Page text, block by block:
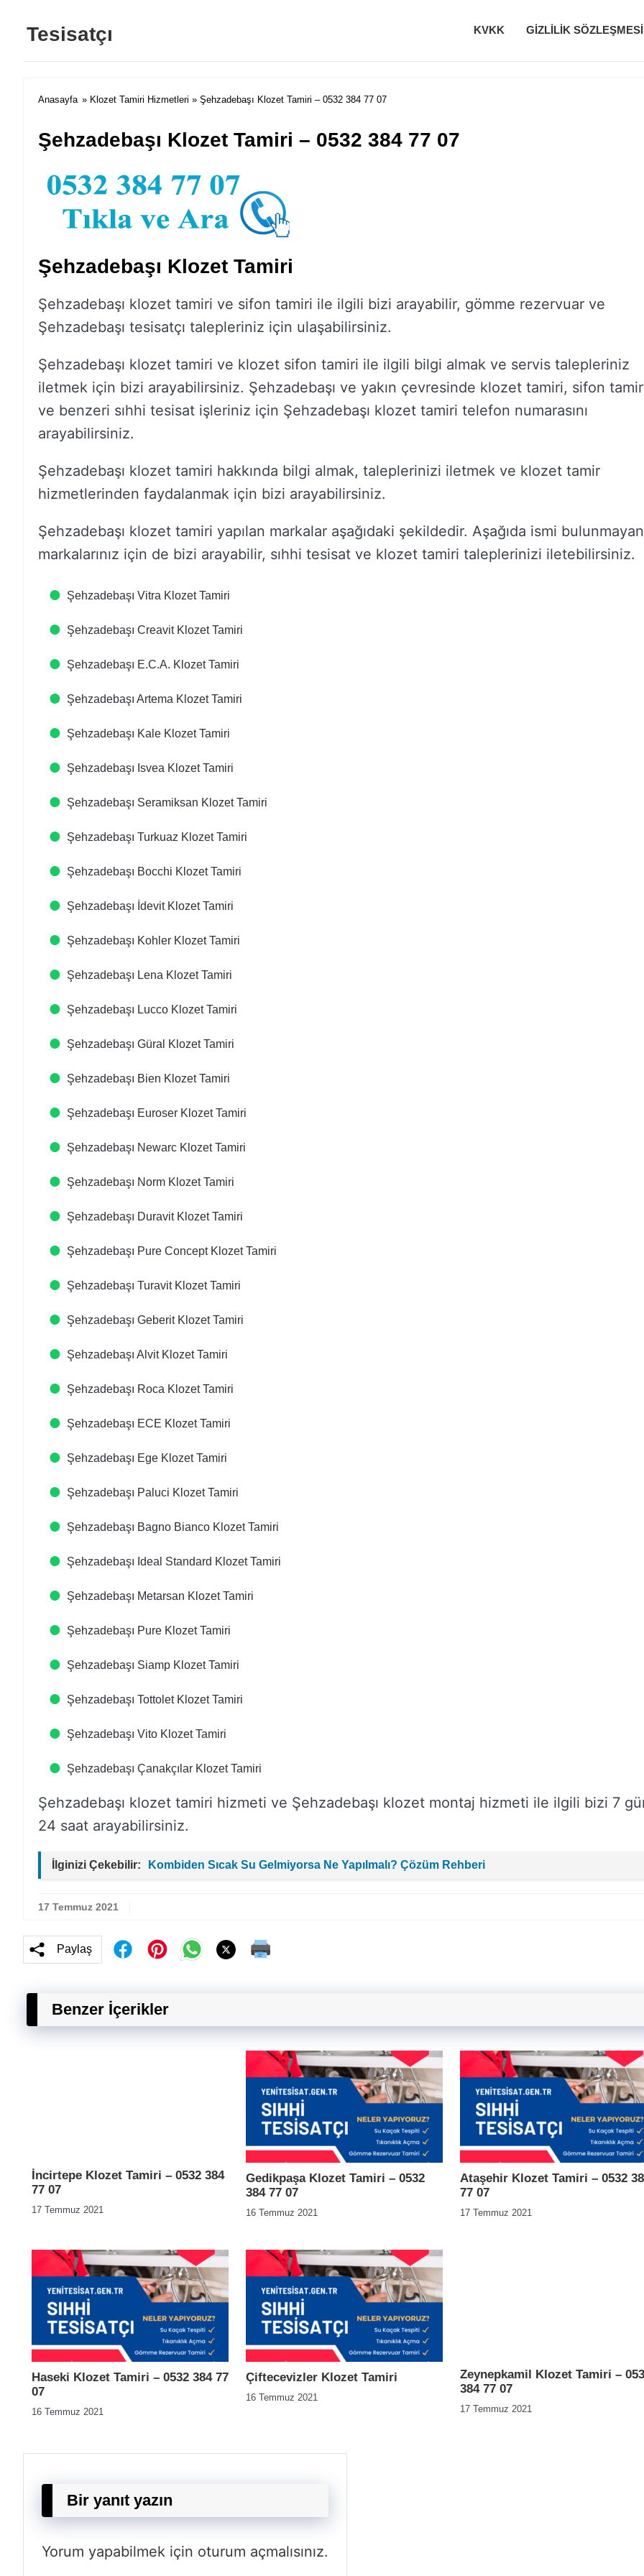
Tesisatçı KVKK GIZLILIK SÖZLEŞMESI
Anasayfa » Klozet Tamiri Hizmetleri » Şehzadebaşı Klozet Tamiri – 0532 384 77 07
Şehzadebaşı Klozet Tamiri – 0532 384 77 07
Şehzadebaşı Klozet Tamiri
Şehzadebaşı klozet tamiri ve sifon tamiri ile ilgili bizi arayabilir, gömme rezervuar ve
Şehzadebaşı tesisatçı talepleriniz için ulaşabilirsiniz.
Şehzadebaşı klozet tamiri ve klozet sifon tamiri ile ilgili bilgi almak ve servis talepleriniz
iletmek için bizi arayabilirsiniz. Şehzadebaşı ve yakın çevresinde klozet tamiri, sifon
ve benzeri sıhhi tesisat işleriniz için Şehzadebaşı klozet tamiri telefon numarasını
arayabilirsiniz.
Şehzadebaşı klozet tamiri hakkında bilgi almak, taleplerinizi iletmek ve klozet tamir
hizmetlerinden faydalanmak için bizi arayabilirsiniz.
Şehzadebaşı klozet tamiri yapılan markalar aşağıdaki şekildedir. Aşağıda ismi bulunmayan
markalarınız için de bizi arayabilir, sıhhi tesisat ve klozet tamiri taleplerinizi iletebilirsiniz.
Şehzadebaşı Vitra Klozet Tamiri
Şehzadebaşı Creavit Klozet Tamiri
Şehzadebaşı E.C.A. Klozet Tamiri
Şehzadebaşı Artema Klozet Tamiri
Şehzadebaşı Kale Klozet Tamiri
Şehzadebaşı Isvea Klozet Tamiri
Şehzadebaşı Seramiksan Klozet Tamiri
Şehzadebaşı Turkuaz Klozet Tamiri
Şehzadebaşı Bocchi Klozet Tamiri
Şehzadebaşı İdevit Klozet Tamiri
Şehzadebaşı Kohler Klozet Tamiri
Şehzadebaşı Lena Klozet Tamiri
Şehzadebaşı Lucco Klozet Tamiri
Şehzadebaşı Güral Klozet Tamiri
Şehzadebaşı Bien Klozet Tamiri
Şehzadebaşı Euroser Klozet Tamiri
Şehzadebaşı Newarc Klozet Tamiri
Şehzadebaşı Norm Klozet Tamiri
Şehzadebaşı Duravit Klozet Tamiri
Şehzadebaşı Pure Concept Klozet Tamiri
Şehzadebaşı Turavit Klozet Tamiri
Şehzadebaşı Geberit Klozet Tamiri
Şehzadebaşı Alvit Klozet Tamiri
Şehzadebaşı Roca Klozet Tamiri
Şehzadebaşı ECE Klozet Tamiri
Şehzadebaşı Ege Klozet Tamiri
Şehzadebaşı Paluci Klozet Tamiri
Şehzadebaşı Bagno Bianco Klozet Tamiri
Şehzadebaşı Ideal Standard Klozet Tamiri
Şehzadebaşı Metarsan Klozet Tamiri
Şehzadebaşı Pure Klozet Tamiri
Şehzadebaşı Siamp Klozet Tamiri
Şehzadebaşı Tottolet Klozet Tamiri
Şehzadebaşı Vito Klozet Tamiri
Şehzadebaşı Çanakçılar Klozet Tamiri
Şehzadebaşı klozet tamiri hizmeti ve Şehzadebaşı klozet montaj hizmeti ile ilgili bizi 7
24 saat arayabilirsiniz.
İlginizi Çekebilir: Kombiden Sıcak Su Gelmiyorsa Ne Yapılmalı? Çözüm Rehberi
17 Temmuz 2021
Paylaş
Benzer İçerikler
İncirtepe Klozet Tamiri – 0532 384
77 07
17 Temmuz 2021
Gedikpaşa Klozet Tamiri – 0532
384 77 07
16 Temmuz 2021
Ataşehir Klozet Tamiri – 0532
77 07
17 Temmuz 2021
Haseki Klozet Tamiri – 0532 384 77
07
16 Temmuz 2021
Çiftecevizler Klozet Tamiri
16 Temmuz 2021
Zeynepkamil Klozet Tamiri –
384 77 07
17 Temmuz 2021
Bir yanıt yazın
Yorum yapabilmek için oturum açmalısınız.